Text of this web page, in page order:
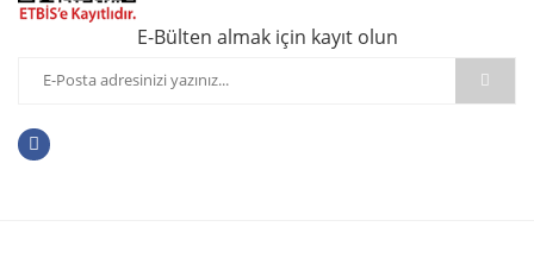
E-Bülten almak için kayıt olun